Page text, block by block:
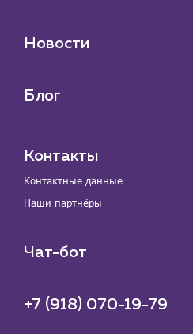
Новости
Блог
Контакты
Контактные данные
Наши партнёры
Чат-бот
+7 (918) 070-19-79